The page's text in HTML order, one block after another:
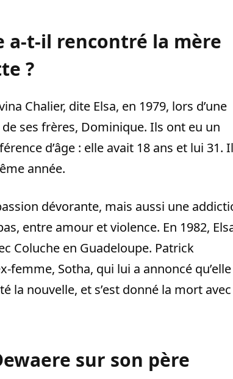
a-t-il rencontré la mère
?
Chalier, dite Elsa, en 1979, lors d’une
ses frères, Dominique. Ils ont eu un
d’âge : elle avait 18 ans et lui 31.
année.
dévorante, mais aussi une
entre amour et violence. En 1982,
Coluche en Guadeloupe. Patrick
femme, Sotha, qui lui a annoncé qu’elle
la nouvelle, et s’est donné la mort avec
sur son père